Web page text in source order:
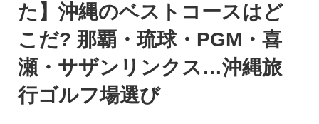
た】沖縄のベストコースはど
こだ? 那覇・琉球・PGM・喜
瀬・サザンリンクス…沖縄旅
行ゴルフ場選び